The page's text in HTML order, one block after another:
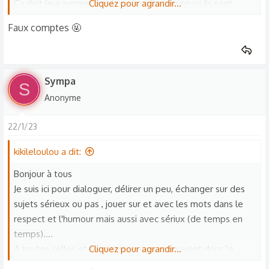
Ça doit leur permettre de se justifier pourquoi ils sont
pourquoi ils sont méchant
Cliquez pour agrandir...
Faux comptes 🤬
S Sympa
Anonyme
22/1/23
kikileloulou a dit:
Bonjour à tous
Je suis ici pour dialoguer, délirer un peu, échanger sur des
sujets sérieux ou pas , jouer sur et avec les mots dans le
respect et l'humour mais aussi avec sériux (de temps en
temps)....
A toutes celles et tous ceux qui se retrouvent dans le
Cliquez pour agrandir...